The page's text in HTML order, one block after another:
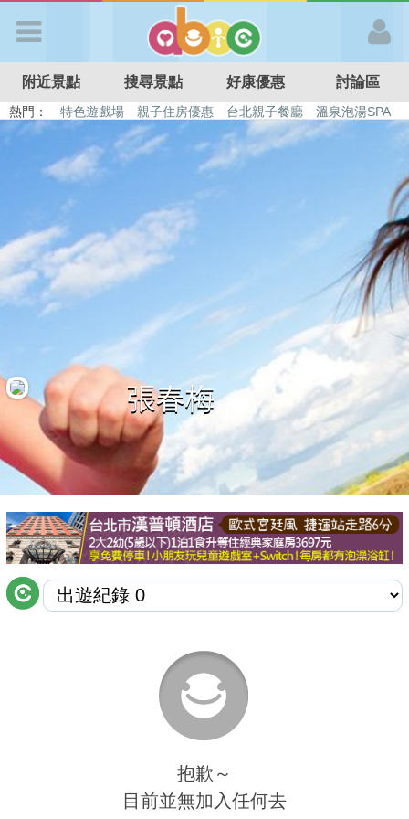
APP登入
首 頁
搜尋景點
好康優惠
最新留言
商家合作
推薦景點
討論區
聯絡我們
附近景點 搜尋景點 好康優惠 討論區
熱門： 特色遊戲場 親子住房優惠 台北親子餐廳
溫泉泡湯SPA
溜滑梯民宿
觀光工廠 日本親子景點
張春梅
抱歉～
目前並無加入任何去